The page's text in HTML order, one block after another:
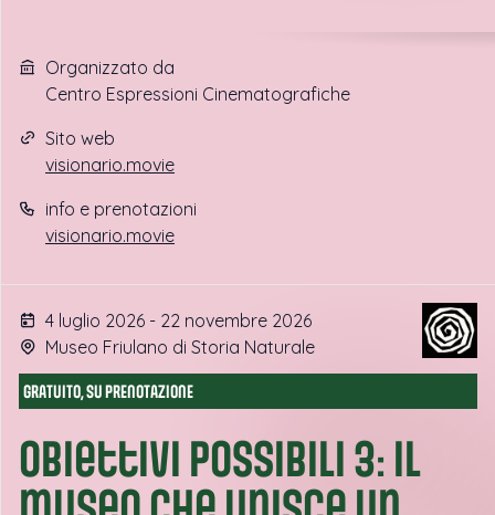
Organizzato da
Centro Espressioni Cinematografiche
Sito web
visionario.movie
info e prenotazioni
visionario.movie
4 luglio 2026 - 22 novembre 2026
Museo Friulano di Storia Naturale
GRATUITO, SU PRENOTAZIONE
Obiettivi possibili 3: il